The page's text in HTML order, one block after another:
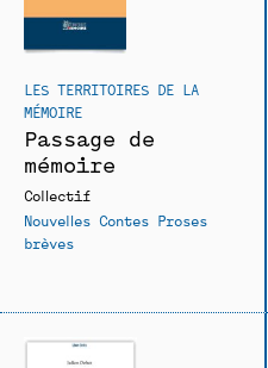
LES TERRITOIRES DE LA
MÉMOIRE
Passage de
mémoire
Collectif
Nouvelles Contes Proses
brèves